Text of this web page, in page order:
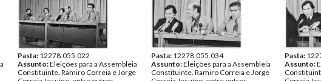
Pasta: 12278.055.022
Assunto:Eleições para a Assembleia
Constituinte. Ramiro Correia e Jorge
Pasta: 12278.055.034
Assunto:Eleições para a Assembleia
Constituinte. Ramiro Correia e Jorge
Pasta:
Assunto: